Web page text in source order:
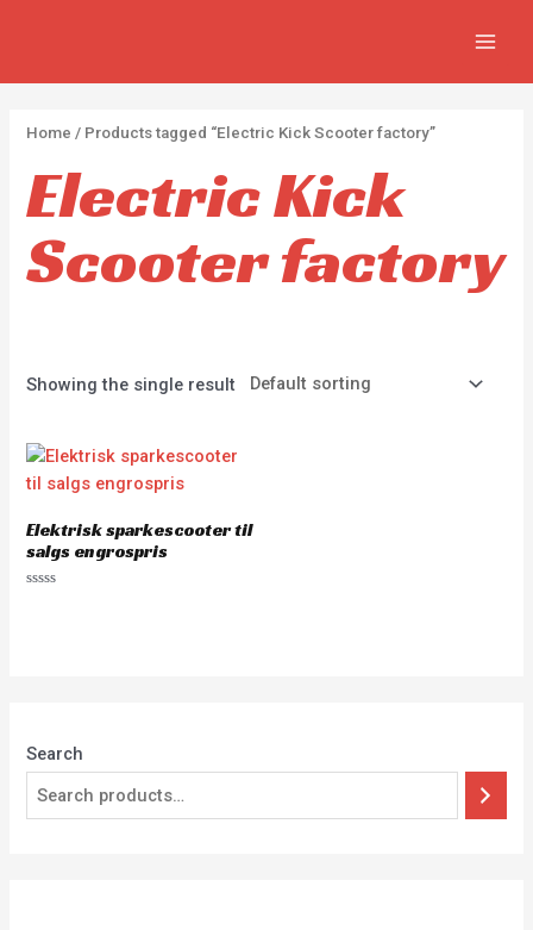
Search
r
u
c
t
r
u
t
r
u
c
t
Home / Products tagged “Electric Kick Scooter factory”
Electric Kick
Scooter factory
Showing the single result
Elektrisk sparkescooter til
salgs engrospris